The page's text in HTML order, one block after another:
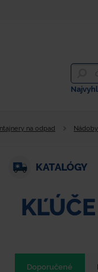
na odpad
KATALÓGY
Doporučené